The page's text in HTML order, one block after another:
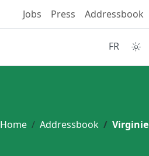
Jobs Press Addressbook
FR
Home Addressbook Virginie